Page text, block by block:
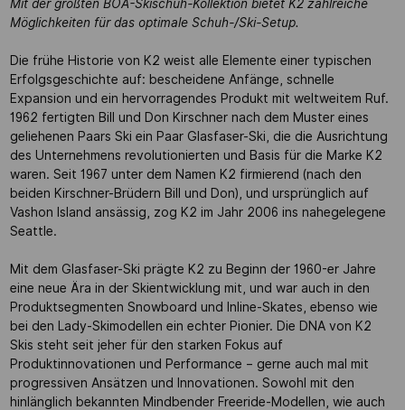
Mit der größten BOA-Skischuh-Kollektion bietet K2 zahlreiche
Möglichkeiten für das optimale Schuh-/Ski-Setup.
Die frühe Historie von K2 weist alle Elemente einer typischen
Erfolgsgeschichte auf: bescheidene Anfänge, schnelle
Expansion und ein hervorragendes Produkt mit weltweitem Ruf.
1962 fertigten Bill und Don Kirschner nach dem Muster eines
geliehenen Paars Ski ein Paar Glasfaser-Ski, die die Ausrichtung
des Unternehmens revolutionierten und Basis für die Marke K2
waren. Seit 1967 unter dem Namen K2 firmierend (nach den
beiden Kirschner-Brüdern Bill und Don), und ursprünglich auf
Vashon Island ansässig, zog K2 im Jahr 2006 ins nahegelegene
Seattle.
Mit dem Glasfaser-Ski prägte K2 zu Beginn der 1960-er Jahre
eine neue Ära in der Skientwicklung mit, und war auch in den
Produktsegmenten Snowboard und Inline-Skates, ebenso wie
bei den Lady-Skimodellen ein echter Pionier. Die DNA von K2
Skis steht seit jeher für den starken Fokus auf
Produktinnovationen und Performance – gerne auch mal mit
progressiven Ansätzen und Innovationen. Sowohl mit den
hinlänglich bekannten Mindbender Freeride-Modellen, wie auch